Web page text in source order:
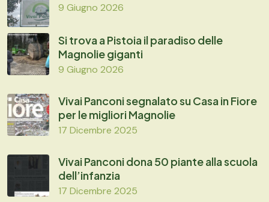
9 Giugno 2026
Si trova a Pistoia il paradiso delle
Magnolie giganti
9 Giugno 2026
Vivai Panconi segnalato su Casa in Fiore
per le migliori Magnolie
17 Dicembre 2025
Vivai Panconi dona 50 piante alla scuola
dell’infanzia
17 Dicembre 2025